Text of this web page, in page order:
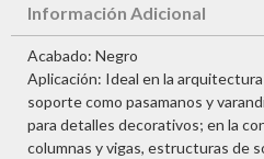
Información Adicional
Acabado: Negro
Aplicación: Ideal en la
soporte como pasamanos y
para detalles decorativos; en la
columnas y vigas, estructuras de